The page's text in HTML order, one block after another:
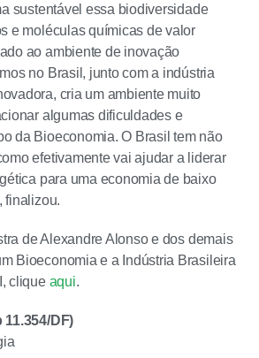
sustentável essa biodiversidade
e moléculas químicas de valor
ao ambiente de inovação
no Brasil, junto com a indústria
cria um ambiente muito
algumas dificuldades e
da Bioeconomia. O Brasil tem não
efetivamente vai ajudar a liderar
para uma economia de baixo
finalizou.
de Alexandre Alonso e dos demais
Bioeconomia e a Indústria Brasileira
clique aqui.
11.354/DF)